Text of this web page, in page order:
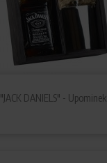
"JACK DANIELS" - Upominek
